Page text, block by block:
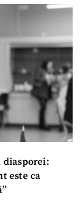
diasporei:
este ca